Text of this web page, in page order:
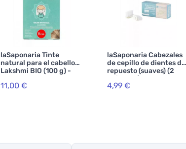
laSaponaria Tinte
natural para el cabello
Lakshmi BIO (100 g) -
11,00 €
laSaponaria Cabezales
de cepillo de dientes de
repuesto (suaves) (2
unidades)
4,99 €